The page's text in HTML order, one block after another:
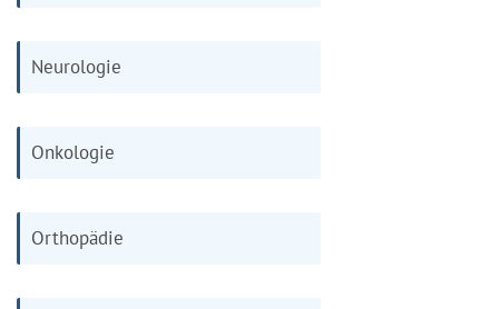
Neurologie
Onkologie
Orthopädie